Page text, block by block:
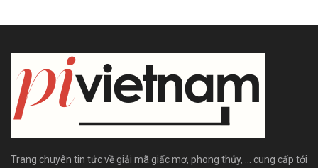
Trang chuyên tin tức về giải mã giấc mơ, phong thủy, ... cung cấp tới